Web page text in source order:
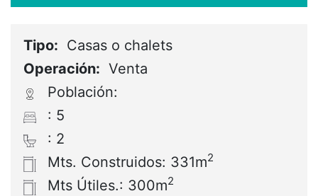
Tipo: Casas o chalets
Operación: Venta
Población:
: 5
: 2
Mts. Construidos: 331m2
Mts Útiles.: 300m2